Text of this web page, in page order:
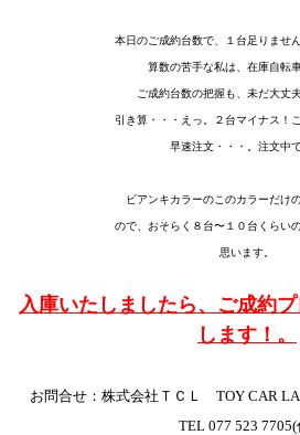
本日のご成約台数で、１台足りませ
算数の苦手な私は、在庫自転
ご成約台数の把握も、未だ大丈
引き算・・・えっ。２台マイナス！
早速注文・・・。注文中で
ビアンキカラーのこのカラーだけ
ので、おそらく８台〜１０台くらい
思います。
入庫いたしましたら、ご成約
します！。
お問合せ：株式会社ＴＣＬ TOY CAR
TEL 077 523 7705(